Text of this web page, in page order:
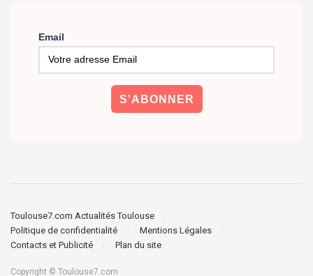
Email
Toulouse7.com Actualités Toulouse
Politique de confidentialité
Mentions Légales
Contacts et Publicité
Plan du site
Copyright © Toulouse7.com